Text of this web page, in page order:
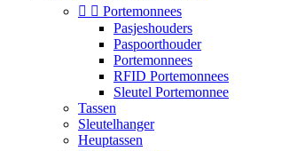
  Portemonnees
Pasjeshouders
Paspoorthouder
Portemonnees
RFID Portemonnees
Sleutel Portemonnee
Tassen
Sleutelhanger
Heuptassen